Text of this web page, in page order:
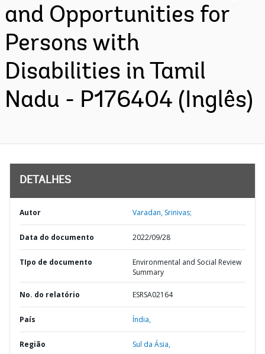
and Opportunities for
Persons with
Disabilities in Tamil
Nadu - P176404 (Inglês)
DETALHES
Autor Varadan, Srinivas;
Data do documento 2022/09/28
TIpo de documento
Environmental and Social Review
Summary
No. do relatório ESRSA02164
País Índia,
Região Sul da Ásia,